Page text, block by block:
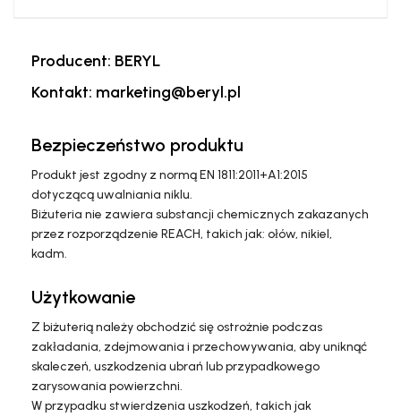
Producent: BERYL
Kontakt: marketing@beryl.pl
Bezpieczeństwo produktu
Produkt jest zgodny z normą EN 1811:2011+A1:2015
dotyczącą uwalniania niklu.
Biżuteria nie zawiera substancji chemicznych zakazanych
przez rozporządzenie REACH, takich jak: ołów, nikiel,
kadm.
Użytkowanie
Z biżuterią należy obchodzić się ostrożnie podczas
zakładania, zdejmowania i przechowywania, aby uniknąć
skaleczeń, uszkodzenia ubrań lub przypadkowego
zarysowania powierzchni.
W przypadku stwierdzenia uszkodzeń, takich jak